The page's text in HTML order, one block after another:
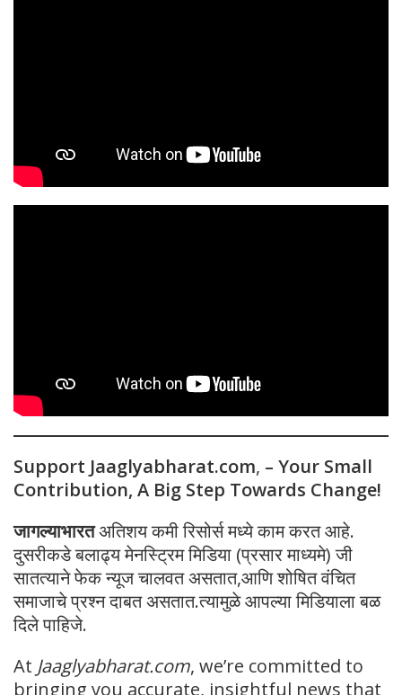
Support Jaaglyabharat.com, – Your Small
Contribution, A Big Step Towards Change!
जागल्याभारतअतिशय कमी रिसोर्स मध्ये काम करत आहे.
दुसरीकडे बलाढ्य मेनस्ट्रिम मिडिया (प्रसार माध्यमे) जी
सातत्याने फेक न्यूज चालवत असतात,आणि शोषित वंचित
समाजाचे प्रश्न दाबत असतात.त्यामुळे आपल्या मिडियाला बळ
दिले पाहिजे.
At Jaaglyabharat.com, we’re committed to
bringing you accurate, insightful news that